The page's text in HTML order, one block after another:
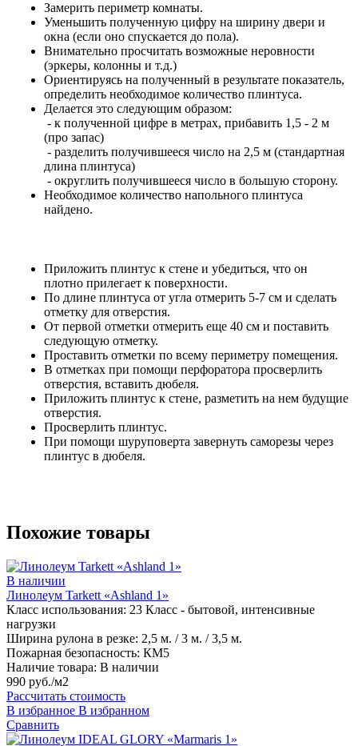
Замерить периметр комнаты.
Уменьшить полученную цифру на ширину двери и
окна (если оно спускается до пола).
Внимательно просчитать возможные неровности
(эркеры, колонны и т.д.)
Ориентируясь на полученный в результате показатель,
определить необходимое количество плинтуса.
Делается это следующим образом:
- к полученной цифре в метрах, прибавить 1,5 - 2 м
(про запас)
- разделить получившееся число на 2,5 м (стандартная
длина плинтуса)
- округлить получившееся число в большую сторону.
Необходимое количество напольного плинтуса
найдено.
Приложить плинтус к стене и убедиться, что он
плотно прилегает к поверхности.
По длине плинтуса от угла отмерить 5-7 см и сделать
отметку для отверстия.
От первой отметки отмерить еще 40 см и поставить
следующую отметку.
Проставить отметки по всему периметру помещения.
В отметках при помощи перфоратора просверлить
отверстия, вставить дюбеля.
Приложить плинтус к стене, разметить на нем будущие
отверстия.
Просверлить плинтус.
При помощи шуруповерта завернуть саморезы через
плинтус в дюбеля.
Похожие товары
В наличии
Линолеум Tarkett «Ashland 1»
Класс использования: 23 Класс - бытовой, интенсивные
нагрузки
Ширина рулона в резке: 2,5 м. / 3 м. / 3,5 м.
Пожарная безопасность: КМ5
Наличие товара: В наличии
990 руб./м2
Рассчитать стоимость
В избранное В избранном
Сравнить